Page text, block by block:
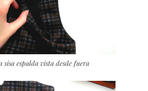
sisa espalda vista desde fuera